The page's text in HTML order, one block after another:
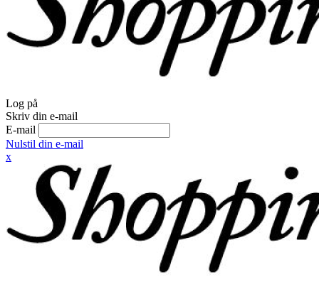
Log på
Skriv din e-mail
E-mail
Nulstil din e-mail
x